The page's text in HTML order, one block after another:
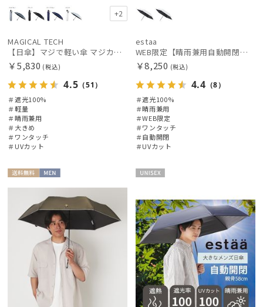
+2
MAGICAL TECH
【日傘】マジで軽い傘 マジカルテックプロテクション(MAGICAL TECH PROTECTION) 58cm 晴雨兼用傘自動開閉折りたたみ日傘 一級遮光100% UV 軽量 機能性 大きめ 人気
￥5,830 (税込)
4.5 （51）
＃遮光100%
＃軽量
＃晴雨兼用
＃大きめ
＃ワンタッチ
＃UVカット
estaa
WEB限定【晴雨兼用自動開閉日傘】エスタ(estaa)REIKYAKUパラソル 55㎝ ラディクール 遮光100 UV100 ワンタッチ開閉
￥8,250 (税込)
4.4 （8）
＃遮光100%
＃晴雨兼用
＃WEB限定
＃ワンタッチ
＃自動開閉
＃UVカット